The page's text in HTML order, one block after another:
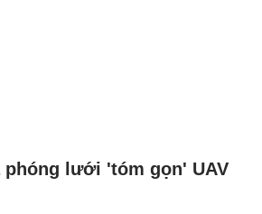
phóng lưới 'tóm gọn' UAV